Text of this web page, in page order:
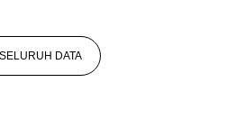
SELURUH DATA